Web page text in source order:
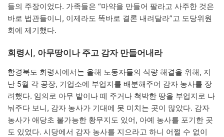
들의 주장이었다. 가족들은 “마약을 만들어 팔라고 사주한 것은
바로 법관들이니, 이제라도 똑바로 결론 내려달라”고 도당위원
회에 제기했다.
회령시, 아무땅이나 주고 감자 만들어내라
함경북도 회령시에서는 올해 노동자들의 식량 해결을 위해, 지
난 5월 각 공장, 기업소에 부업지를 배분해주어 감자 농사를 장
려했다. 임의로 아무 밭이나 떼 주거나 척박한 땅을 부업지로 나
눠주다 보니, 감자 농사가 기대에 못 미치는 곳이 많았다. 감자
농사가 애당초 불가능한 황무지도 있어, 아예 농사를 포기한 곳
도 있었다. 시당에서 감자 농사를 지으라고 하니 어쩔 수 없이